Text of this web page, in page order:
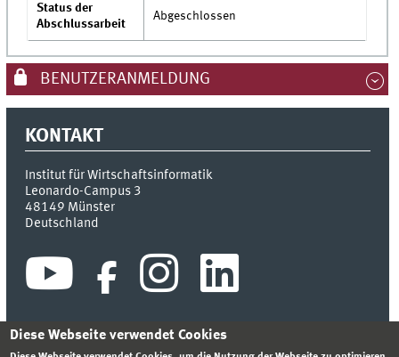
Status der
Abschlussarbeit
Abgeschlossen
BENUTZERANMELDUNG
KONTAKT
Institut für Wirtschaftsinformatik
Leonardo-Campus 3
48149 Münster
Deutschland
Diese Webseite verwendet Cookies